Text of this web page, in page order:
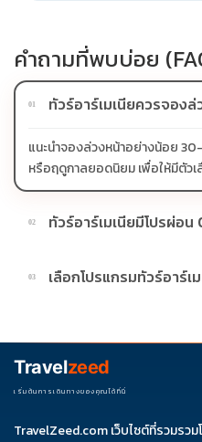
คำถามที่พบบ่อย
01 ทัวร์อาร์เมเนียควรจอง
แนะนำจองล่วงหน้าอย่างน้อย
หรือฤดูกาลยอดนิยม เพื่อให้มีตัวเ
02 ทัวร์อาร์เมเนียมีโปรผ่อน
บางโปรแกรมมีโปรผ่อน 0% หรื
บริษัทกำหนด สามารถดูสัญลักษณ์โ
03 เลือกโปรแกรมทัวร์อาร์เ
ช่วงราคา ไม่ควรเทียบจากราคา
Travelzeed
เริ่มต้นการเดินทางของคุณได้ที่นี่
TravelZeed.com เว็บไซต์ที่รวมรว